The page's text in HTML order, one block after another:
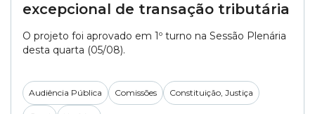
excepcional de transação tributária
O projeto foi aprovado em 1º turno na Sessão Plenária
desta quarta (05/08).
Audiência Pública Comissões Constituição, Justiça